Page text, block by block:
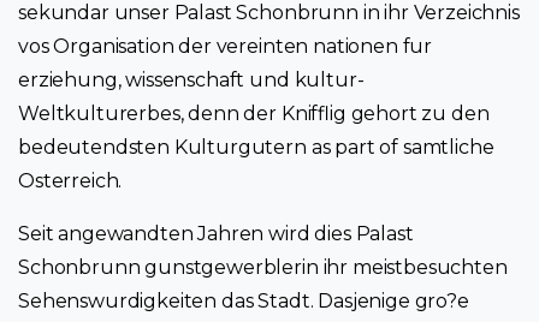
sekundar unser Palast Schonbrunn in ihr Verzeichnis
vos Organisation der vereinten nationen fur
erziehung, wissenschaft und kultur-
Weltkulturerbes, denn der Knifflig gehort zu den
bedeutendsten Kulturgutern as part of samtliche
Osterreich.
Seit angewandten Jahren wird dies Palast
Schonbrunn gunstgewerblerin ihr meistbesuchten
Sehenswurdigkeiten das Stadt. Dasjenige gro?e